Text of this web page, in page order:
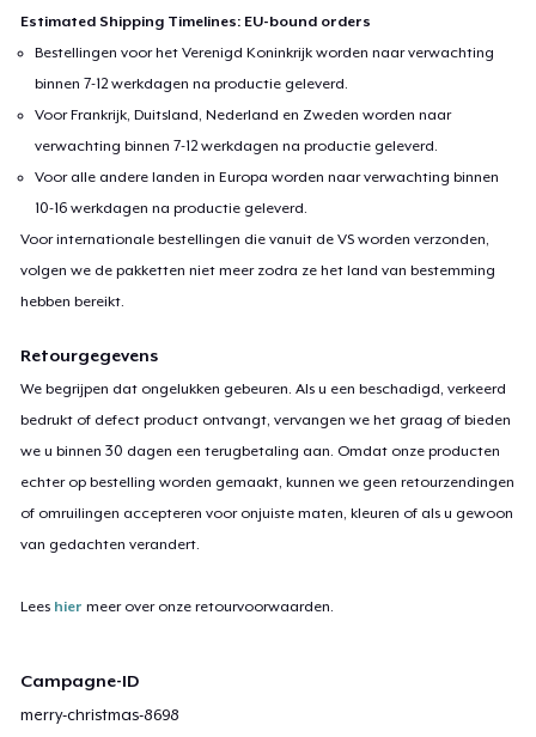
Estimated Shipping Timelines: EU-bound orders
Bestellingen voor het Verenigd Koninkrijk worden naar verwachting
binnen 7-12 werkdagen na productie geleverd.
Voor Frankrijk, Duitsland, Nederland en Zweden worden naar
verwachting binnen 7-12 werkdagen na productie geleverd.
Voor alle andere landen in Europa worden naar verwachting binnen
10-16 werkdagen na productie geleverd.
Voor internationale bestellingen die vanuit de VS worden verzonden,
volgen we de pakketten niet meer zodra ze het land van bestemming
hebben bereikt.
Retourgegevens
We begrijpen dat ongelukken gebeuren. Als u een beschadigd, verkeerd
bedrukt of defect product ontvangt, vervangen we het graag of bieden
we u binnen 30 dagen een terugbetaling aan. Omdat onze producten
echter op bestelling worden gemaakt, kunnen we geen retourzendingen
of omruilingen accepteren voor onjuiste maten, kleuren of als u gewoon
van gedachten verandert.
Lees hier meer over onze retourvoorwaarden.
Campagne-ID
merry-christmas-8698